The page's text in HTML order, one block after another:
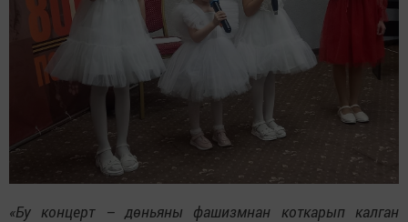
«Бу концерт – дөньяны фашизмнан коткарып калган